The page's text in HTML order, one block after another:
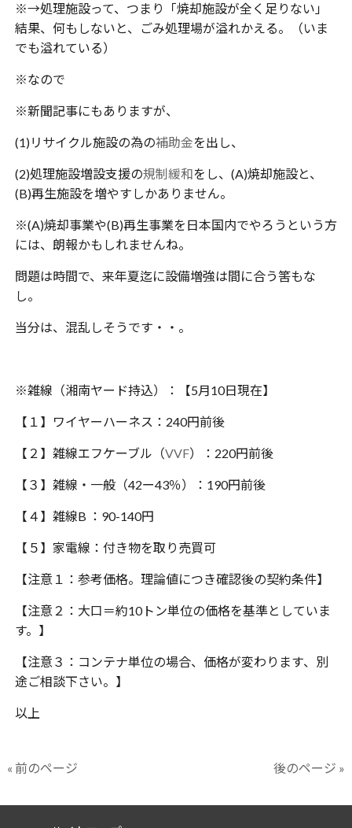
※→処理施設って、つまり「焼却施設が全く足りない」
結果、何もしないと、ごみ処理場が溢れかえる。（いま
でも溢れている）
※なので
※新聞記事にもありますが、
(1)リサイクル施設の為の補助金を出し、
(2)処理施設増設支援の規制緩和をし、(A)焼却施設と、
(B)再生施設を増やすしかありません。
※(A)焼却事業や(B)再生事業を日本国内でやろうという方
には、朗報かもしれませんね。
問題は時間で、来年夏迄に設備増強は間に合う筈もな
し。
当分は、混乱しそうです・・。
※雑線（湘南ヤード持込）：【5月10日現在】
【１】ワイヤーハーネス：240円前後
【２】雑線エフケーブル（VVF）：220円前後
【３】雑線・一般（42ー43％）：190円前後
【４】雑線B ：90-140円
【５】家電線：付き物を取り売買可
【注意１：参考価格。理論値につき確認後の契約条件】
【注意２：大口＝約10トン単位の価格を基準としていま
す。】
【注意３：コンテナ単位の場合、価格が変わります、別
途ご相談下さい。】
以上
« 前のページ 後のページ »